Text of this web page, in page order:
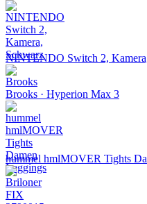
NINTENDO Switch 2,
Brooks · Hyperion Max 3
hummel hmlMOVER Tights